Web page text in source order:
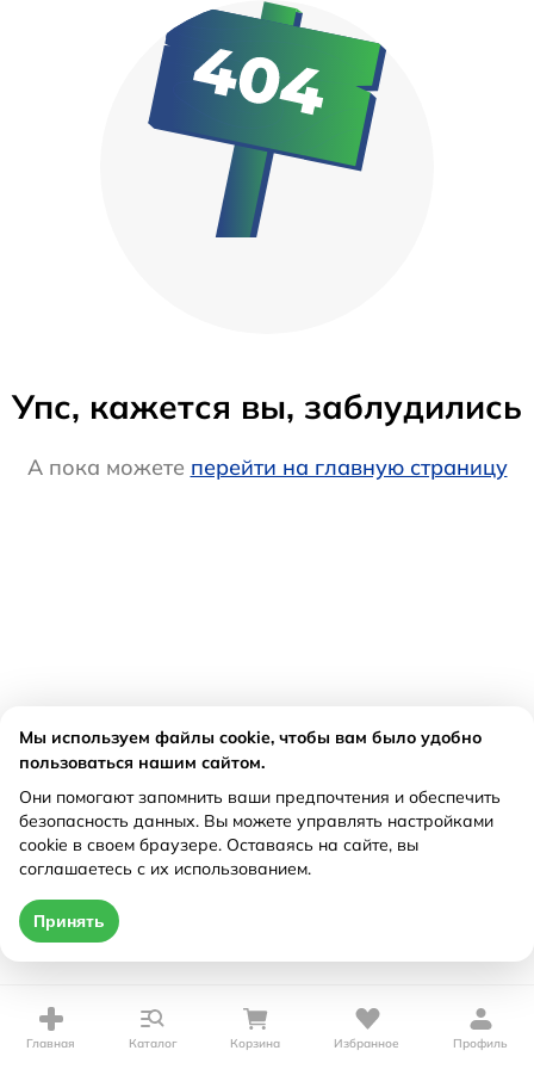
Упс, кажется вы, заблудились
А пока можете перейти на главную страницу
Главная Каталог Корзина Избранное Профиль
Мы используем файлы cookie, чтобы вам было удобно
пользоваться нашим сайтом.
Они помогают запомнить ваши предпочтения и обеспечить
безопасность данных. Вы можете управлять настройками
cookie в своем браузере. Оставаясь на сайте, вы
соглашаетесь с их использованием.
Принять